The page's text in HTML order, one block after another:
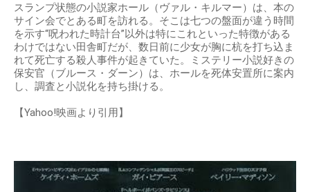
スランプ状態の小説家ホール（ヴァル・キルマー）は、本の
サイン会でとある町を訪れる。そこは七つの盤面が違う時間
を示す“呪われた時計台”以外は特にこれといった特徴がある
わけではない田舎町だが、数日前に少女が胸に杭を打ち込ま
れて死亡する殺人事件が起きていた。ミステリー小説好きの
保安官（ブルース・ダーン）は、ホールを死体安置所に案内
し、調査と小説化を持ち掛ける。
【Yahoo!映画より引用】